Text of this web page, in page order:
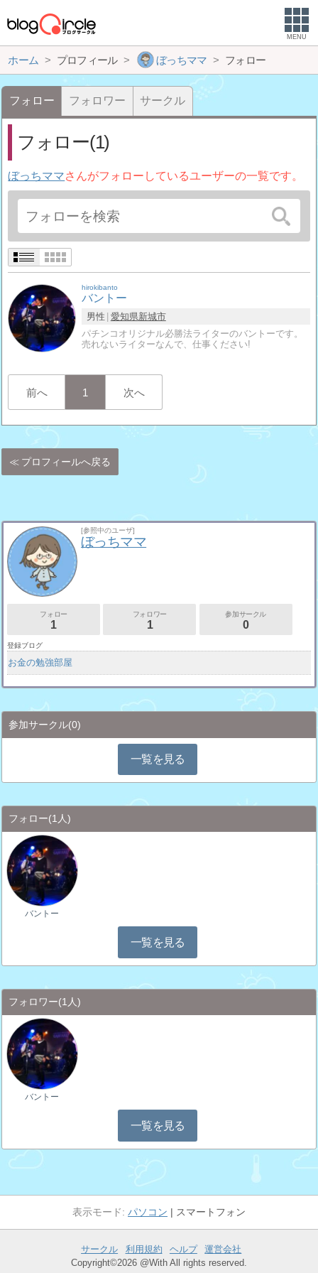
MENU
ホーム プロフィール ぼっちママ フォロー
フォロー フォロワー サークル
フォロー(1)
ぼっちママさんがフォローしているユーザーの一覧です。
hirokibanto
バントー
男性 愛知県新城市
パチンコオリジナル必勝法ライターのバントーです。
売れないライターなんで、仕事ください!
前へ 1 次へ
プロフィールへ戻る
[参照中のユーザ]
ぼっちママ
フォロー
1
フォロワー
1
参加サークル
0
登録ブログ
お金の勉強部屋
参加サークル(0)
一覧を見る
フォロー(1人)
バントー
一覧を見る
フォロワー(1人)
バントー
一覧を見る
パソコン スマートフォン
サークル 利用規約 ヘルプ
運営会社
Copyright©2026 @With All rights reserved.